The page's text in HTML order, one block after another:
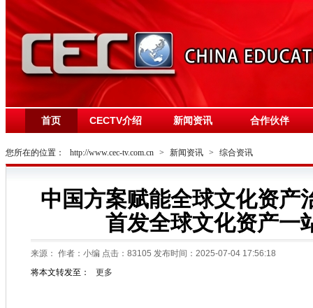
首页 CECTV介绍 新闻资讯 合作伙伴
您所在的位置： http://www.cec-tv.com.cn > 新闻资讯 > 综合资讯
中国方案赋能全球文化资产
首发全球文化资产一
来源： 作者：小编 点击： 83105 发布时间：2025-07-04 17:56:18
将本文转发至：
更多